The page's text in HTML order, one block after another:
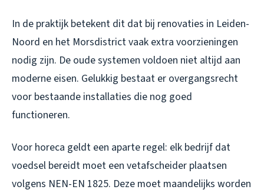
In de praktijk betekent dit dat bij renovaties in Leiden-
Noord en het Morsdistrict vaak extra voorzieningen
nodig zijn. De oude systemen voldoen niet altijd aan
moderne eisen. Gelukkig bestaat er overgangsrecht
voor bestaande installaties die nog goed
functioneren.
Voor horeca geldt een aparte regel: elk bedrijf dat
voedsel bereidt moet een vetafscheider plaatsen
volgens NEN-EN 1825. Deze moet maandelijks worden